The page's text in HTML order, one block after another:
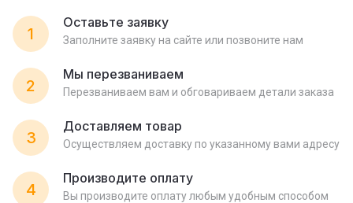
1
Оставьте заявку
Заполните заявку на сайте или позвоните нам
2
Мы перезваниваем
Перезваниваем вам и обговариваем детали заказа
3
Доставляем товар
Осуществляем доставку по указанному вами адресу
4
Производите оплату
Вы производите оплату любым удобным способом